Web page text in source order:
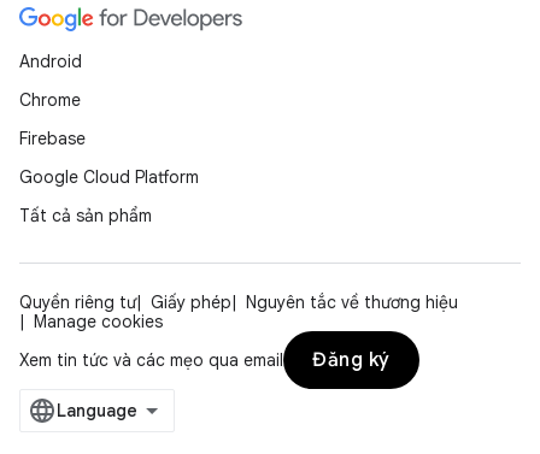
Android
Chrome
Firebase
Google Cloud Platform
Tất cả sản phẩm
Quyền riêng tư Giấy phép
Nguyên tắc về thương hiệu
Manage cookies
Xem tin tức và các mẹo qua email
Đăng ký